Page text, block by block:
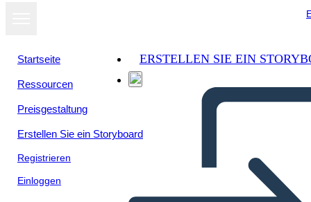
Startseite
Ressourcen
Preisgestaltung
Erstellen Sie ein Storyboard
Registrieren
Einloggen
ERSTELLEN SIE EIN